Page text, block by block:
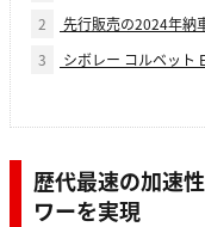
2
先行販売の2024年納
3
シボレー コルベット
歴代最速の加速
ワーを実現